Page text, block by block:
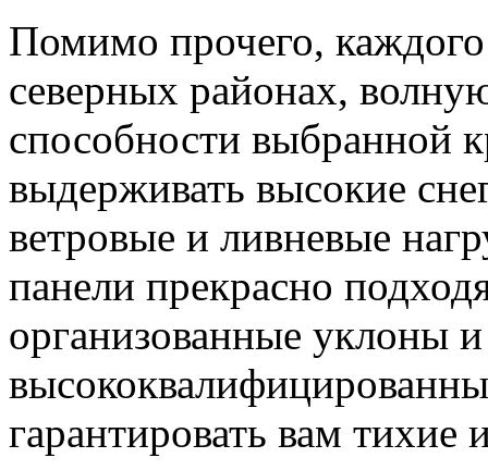
Помимо прочего,
северных районах,
способности выбранной
выдерживать высокие
ветровые и ливневые
панели прекрасно
организованные уклоны
гарантировать вам